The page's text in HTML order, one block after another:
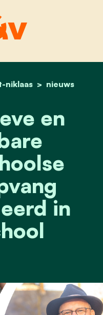
niklaas nieuws
kwalitatieve en
en
in